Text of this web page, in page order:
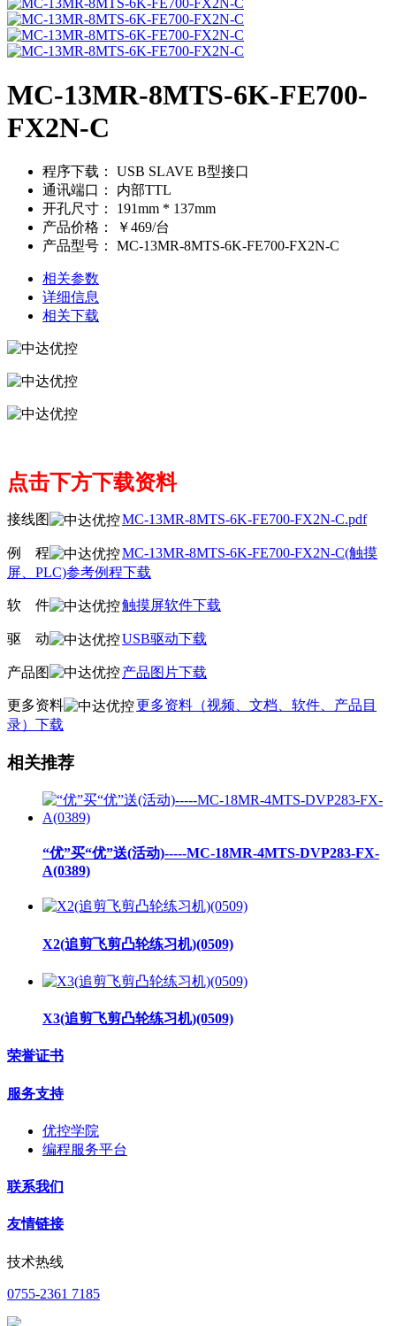
MC-13MR-8MTS-6K-FE700-
FX2N-C
程序下载：
USB SLAVE B型接口
通讯端口：
内部TTL
开孔尺寸：
191mm * 137mm
产品价格：
￥469/台
产品型号：
MC-13MR-8MTS-6K-FE700-FX2N-C
相关参数
详细信息
相关下载
点击下方下载资料
接线图 MC-13MR-8MTS-6K-FE700-FX2N-C.pdf
例 程
MC-13MR-8MTS-6K-FE700-FX2N-C(触摸
屏、PLC)参考例程下载
软 件 触摸屏软件下载
驱 动 USB驱动下载
产品图 产品图片下载
更多资料
更多资料（视频、文档、软件、产品目
录）下载
相关推荐
“优”买“优”送(活动)-----MC-18MR-4MTS-DVP283-FX-
A(0389)
X2(追剪飞剪凸轮练习机)(0509)
X3(追剪飞剪凸轮练习机)(0509)
荣誉证书
服务支持
优控学院
编程服务平台
联系我们
友情链接
技术热线
0755-2361 7185